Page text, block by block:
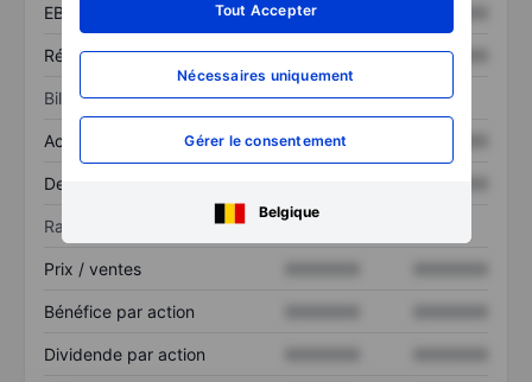
Tout Accepter
Nécessaires uniquement
Gérer le consentement
Belgique
EBITDA XXXXXXX
Résultat net XXXXXXX XXXXXXX
Bilan
Actif total XXXXXXX
Dette totale
Ratios
Prix / ventes
Bénéfice par action
Dividende par action